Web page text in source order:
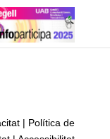
| Política de